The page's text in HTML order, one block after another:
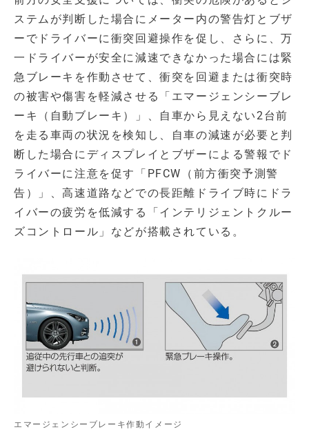
ステムが判断した場合にメーター内の警告灯とブザ
ーでドライバーに衝突回避操作を促し、さらに、万
一ドライバーが安全に減速できなかった場合には緊
急ブレーキを作動させて、衝突を回避または衝突時
の被害や傷害を軽減させる「エマージェンシーブレ
ーキ（自動ブレーキ）」、自車から見えない2台前
を走る車両の状況を検知し、自車の減速が必要と判
断した場合にディスプレイとブザーによる警報でド
ライバーに注意を促す「PFCW（前方衝突予測警
告）」、高速道路などでの長距離ドライブ時にドラ
イバーの疲労を低減する「インテリジェントクルー
ズコントロール」などが搭載されている。
エマージェンシーブレーキ作動イメージ